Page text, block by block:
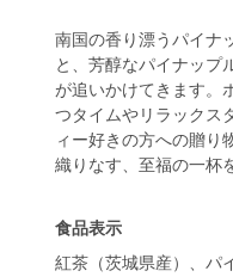
南国の香り漂うパイナ
と、芳醇なパイナップ
が追いかけてきます。
つタイムやリラックス
ィー好きの方への贈り
食品表示
紅茶（茨城県産）、パ